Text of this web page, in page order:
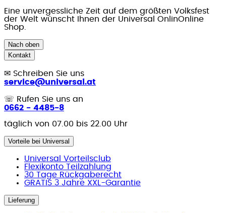
Eine unvergessliche Zeit auf dem größten Volksfest
der Welt wünscht Ihnen der Universal OnlinOnline
Shop.
Nach oben
Kontakt
✉ Schreiben Sie uns
service@universal.at
☏ Rufen Sie uns an
0662 - 4485-8
täglich von 07.00 bis 22.00 Uhr
Vorteile bei Universal
Universal Vorteilsclub
Flexikonto Teilzahlung
30 Tage Rückgaberecht
GRATIS 3 Jahre XXL-Garantie
Lieferung